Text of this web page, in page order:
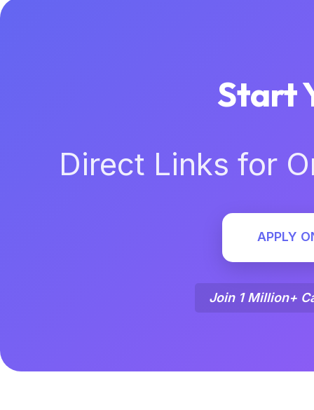
Start
Direct Links for
APPLY
Join 1 Million+